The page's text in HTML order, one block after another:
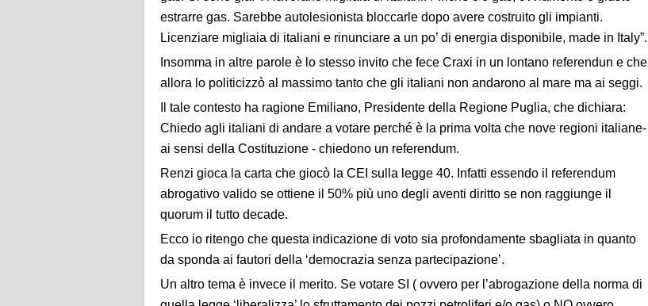
estrarre gas. Sarebbe autolesionista bloccarle dopo avere costruito gli impianti.
Licenziare migliaia di italiani e rinunciare a un po’ di energia disponibile, made in Italy”.
Insomma in altre parole è lo stesso invito che fece Craxi in un lontano referendun e che
allora lo politicizzò al massimo tanto che gli italiani non andarono al mare ma ai seggi.
Il tale contesto ha ragione Emiliano, Presidente della Regione Puglia, che dichiara:
Chiedo agli italiani di andare a votare perché è la prima volta che nove regioni italiane-
ai sensi della Costituzione - chiedono un referendum.
Renzi gioca la carta che giocò la CEI sulla legge 40. Infatti essendo il referendum
abrogativo valido se ottiene il 50% più uno degli aventi diritto se non raggiunge il
quorum il tutto decade.
Ecco io ritengo che questa indicazione di voto sia profondamente sbagliata in quanto
da sponda ai fautori della ‘democrazia senza partecipazione’.
Un altro tema è invece il merito. Se votare SI ( ovvero per l’abrogazione della norma di